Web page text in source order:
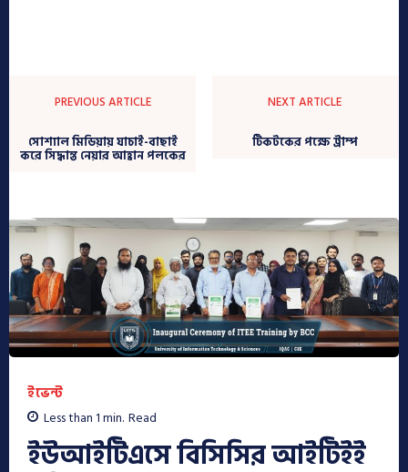
PREVIOUS ARTICLE
সোশ্যাল মিডিয়ায় যাচাই-বাছাই
করে সিদ্ধান্ত নেয়ার আহ্বান পলকের
NEXT ARTICLE
টিকটকের পক্ষে ট্রাম্প